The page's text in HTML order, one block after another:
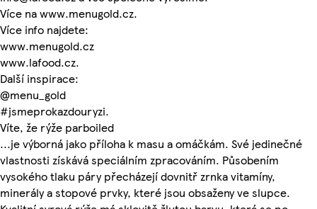
Více na www.menugold.cz.
Více info najdete:
www.menugold.cz
www.lafood.cz.
Další inspirace:
@menu_gold
#jsmeprokazdouryzi.
Víte, že rýže parboiled
...je výborná jako příloha k masu a omáčkám. Své jedinečné
vlastnosti získává speciálním zpracováním. Působením
vysokého tlaku páry přecházejí dovnitř zrnka vitamíny,
minerály a stopové prvky, které jsou obsaženy ve slupce.